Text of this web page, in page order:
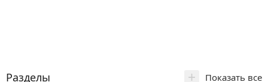
Разделы + Показать все